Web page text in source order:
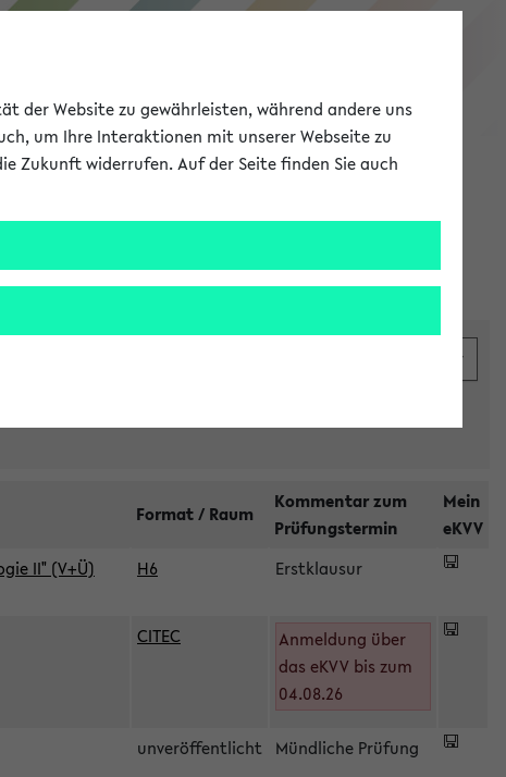
eKVV
Format / Raum
Kommentar zum
Prüfungstermin
Mein
eKVV
II" (V+Ü)
H6 Erstklausur
CITEC
Anmeldung über
das eKVV bis zum
04.08.26
unveröffentlicht Mündliche Prüfung
der Website zu gewährleisten, während andere uns
um Ihre Interaktionen mit unserer Webseite zu
Zukunft widerrufen. Auf der Seite finden Sie auch